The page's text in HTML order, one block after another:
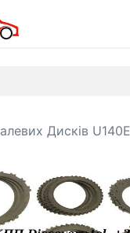
Дисків